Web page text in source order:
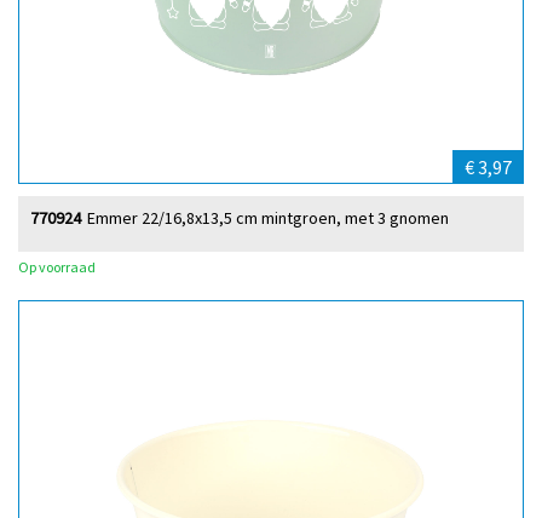
€ 3,97
Emmer 22/16,8x13,5 cm mintgroen, met 3 gnomen
770924
Op voorraad